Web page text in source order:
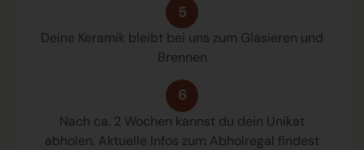
5
Deine Keramik bleibt bei uns zum Glasieren und
Brennen
6
Nach ca. 2 Wochen kannst du dein Unikat
abholen. Aktuelle Infos zum Abholregal findest